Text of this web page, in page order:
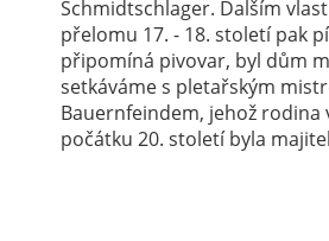
Schmidtschlager. Dalším
přelomu 17. - 18. století pak
připomíná pivovar, byl dům
setkáváme s pletařským
Bauernfeindem, jehož rodina
počátku 20. století byla